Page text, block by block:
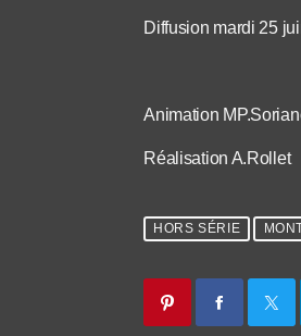
Diffusion mardi 25
Animation
Réalisation A.Rollet
HORS SÉRIE